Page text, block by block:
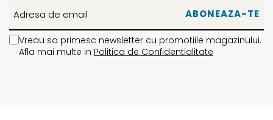
Vreau sa primesc newsletter cu promotiile magazinului.
Afla mai multe in Politica de Confidentialitate